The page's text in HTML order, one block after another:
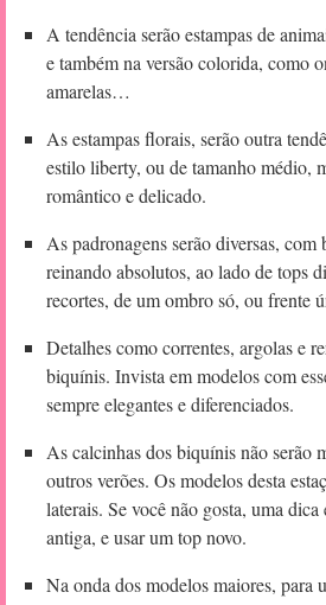
A tendência serão estampas de
e também na versão colorida, como
amarelas…
As estampas florais, serão outra
estilo liberty, ou de tamanho médio,
romântico e delicado.
As padronagens serão diversas,
reinando absolutos, ao lado de tops
recortes, de um ombro só, ou frente
Detalhes como correntes, argolas e
biquínis. Invista em modelos com
sempre elegantes e diferenciados.
As calcinhas dos biquínis não serão
outros verões. Os modelos desta
laterais. Se você não gosta, uma
antiga, e usar um top novo.
Na onda dos modelos maiores, para